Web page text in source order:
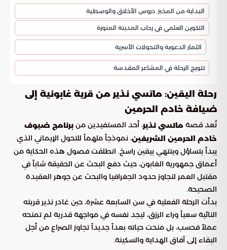
البداية من المخبز: دروس الأخلاق والوسطية
التكوين العلمي في رحاب المدينة المنورة
الثمار الدعوية والتحولات الأسرية
تتويج الرحلة في المشاعر المقدسة
رحلة اليقين: ماتسي نذير من قرية غابونية إلى
ضيافة خادم الحرمين
تُعد قصة ماتسي نذير، أحد المستفيدين من برنامج ضيوف
خادم الحرمين الشريفين، نموذجاً ملهماً للتحول الإيماني الذي
يبدأ بتساؤل وينتهي بيقين راسخ. انطلقت فصول هذه الحكاية من
أعماق جمهورية الغابون، حيث دفع البحث عن الحقيقة شاباً في
مقتبل العمر لتجاوز حدود الجغرافيا والبحث عن جوهر العقيدة
الصحيحة.
بدأت الرحلة الفعلية في سن السابعة عشرة، حين غادر نذير قريته
النائية سعياً وراء الرزق، ليجد نفسه في مواجهة قدرية لم تمنحه
عملاً فحسب، بل منحت حياته بعداً جديداً تجاوز الصراع من أجل
البقاء إلى آفاق الهداية والسكينة.